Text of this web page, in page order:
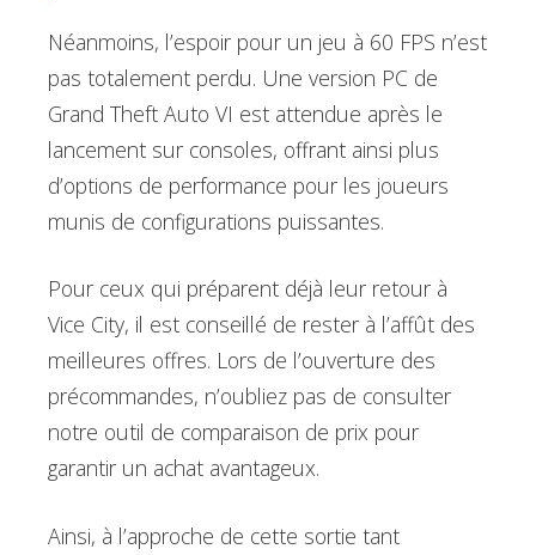
Néanmoins, l’espoir pour un jeu à 60 FPS n’est
pas totalement perdu. Une version PC de
Grand Theft Auto VI est attendue après le
lancement sur consoles, offrant ainsi plus
d’options de performance pour les joueurs
munis de configurations puissantes.
Pour ceux qui préparent déjà leur retour à
Vice City, il est conseillé de rester à l’affût des
meilleures offres. Lors de l’ouverture des
précommandes, n’oubliez pas de consulter
notre outil de comparaison de prix pour
garantir un achat avantageux.
Ainsi, à l’approche de cette sortie tant